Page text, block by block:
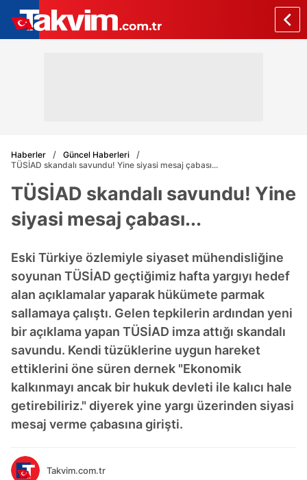
Haberler
Güncel Haberleri
TÜSİAD skandalı savundu! Yine siyasi mesaj çabası...
TÜSİAD skandalı savundu! Yine
siyasi mesaj çabası...
Eski Türkiye özlemiyle siyaset mühendisliğine
soyunan TÜSİAD geçtiğimiz hafta yargıyı hedef
alan açıklamalar yaparak hükümete parmak
sallamaya çalıştı. Gelen tepkilerin ardından yeni
bir açıklama yapan TÜSİAD imza attığı skandalı
savundu. Kendi tüzüklerine uygun hareket
ettiklerini öne süren dernek "Ekonomik
kalkınmayı ancak bir hukuk devleti ile kalıcı hale
getirebiliriz." diyerek yine yargı üzerinden siyasi
mesaj verme çabasına girişti.
Takvim.com.tr